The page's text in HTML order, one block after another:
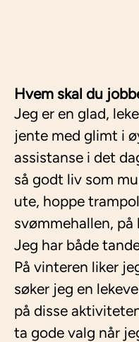
Hvem skal du
Jeg er en glad,
jente med glimt i
assistanse i det
så godt liv som
ute, hoppe
svømmehallen, på
Jeg har både
På vinteren liker
søker jeg en
på disse
ta gode valg når